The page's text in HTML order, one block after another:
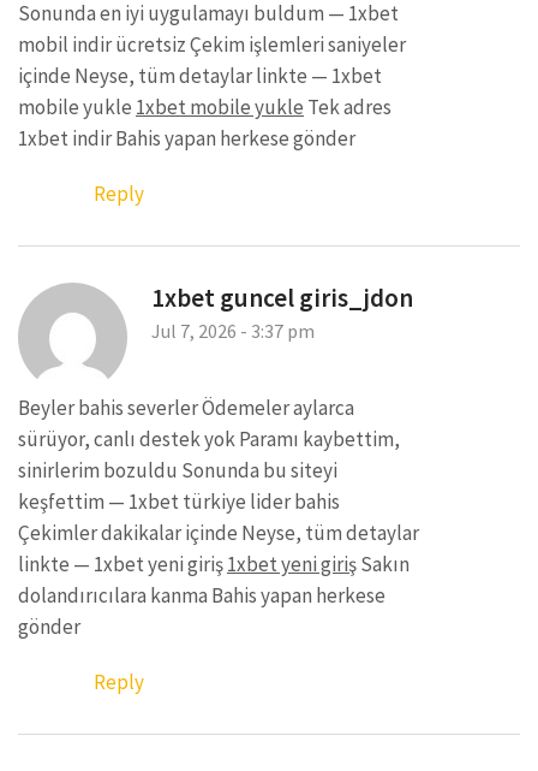
Sonunda en iyi uygulamayı buldum — 1xbet
mobil indir ücretsiz Çekim işlemleri saniyeler
içinde Neyse, tüm detaylar linkte — 1xbet
mobile yukle 1xbet mobile yukle Tek adres
1xbet indir Bahis yapan herkese gönder
Reply
1xbet guncel giris_jdon
Jul 7, 2026 - 3:37 pm
Beyler bahis severler Ödemeler aylarca
sürüyor, canlı destek yok Paramı kaybettim,
sinirlerim bozuldu Sonunda bu siteyi
keşfettim — 1xbet türkiye lider bahis
Çekimler dakikalar içinde Neyse, tüm detaylar
linkte — 1xbet yeni giriş1xbet yeni girişSakın
dolandırıcılara kanma Bahis yapan herkese
gönder
Reply